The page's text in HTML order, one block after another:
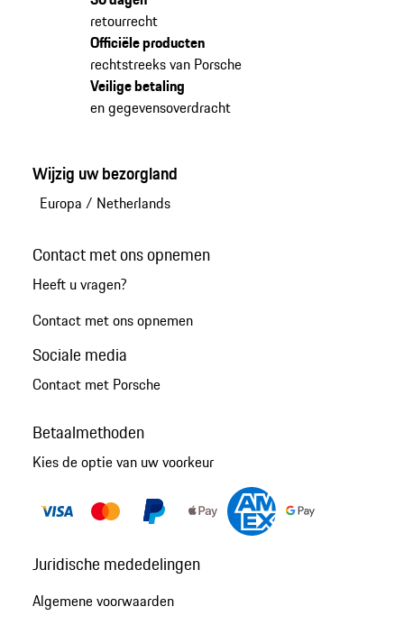
retourrecht
Officiële producten
rechtstreeks van Porsche
Veilige betaling
en gegevensoverdracht
Wijzig uw bezorgland
Europa / Netherlands
Contact met ons opnemen
Heeft u vragen?
Contact met ons opnemen
Sociale media
Contact met Porsche
Betaalmethoden
Kies de optie van uw voorkeur
Juridische mededelingen
Algemene voorwaarden